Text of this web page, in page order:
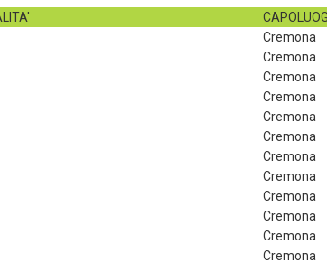
Cremona
Cremona
Cremona
Cremona
Cremona
Cremona
Cremona
Cremona
Cremona
Cremona
Cremona
Cremona